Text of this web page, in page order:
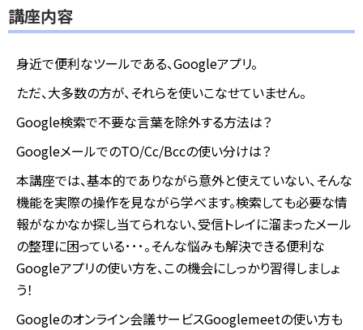
講座内容
身近で便利なツールである、Googleアプリ。
ただ、大多数の方が、それらを使いこなせていません。
Google検索で不要な言葉を除外する方法は？
GoogleメールでのTO/Cc/Bccの使い分けは？
本講座では、基本的でありながら意外と使えていない、そんな
機能を実際の操作を見ながら学べます。検索しても必要な情
報がなかなか探し当てられない、受信トレイに溜まったメール
の整理に困っている･･･。そんな悩みも解決できる便利な
Googleアプリの使い方を、この機会にしっかり習得しましょ
う！
Googleのオンライン会議サービスGooglemeetの使い方も